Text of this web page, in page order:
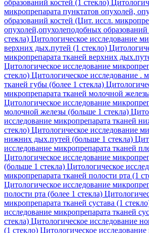
образований костей (1 стекло)
микропрепарата пунктатов опухолей,
образований костей (Цит. иссл.
опухолей,опухолеподобных образований
стекла) Цитологическое исследование
верхних дых.путей (1 стекло)
микропрепарата тканей верхних
Цитологическое исследование
стекло) Цитологическое исследование .
тканей губы (более 1 стекла)
микропрепарата тканей молочной
Цитологическое исследование
молочной железы (больше 1 стекла)
исследование микропрепарата тканей
стекло) Цитологическое исследование
нижних дых.путей (больше 1 стекла)
исследование микропрепарата тканей
Цитологическое исследование
(больше 1 стекла) Цитологическое
микропрепарата тканей полости рта (1
Цитологическое исследование
полости рта (более 1 стекла)
микропрепарата тканей сустава (1
исследование микропрепарата тканей
стекла) Цитологическое исследование
(1 стекло) Цитологическое